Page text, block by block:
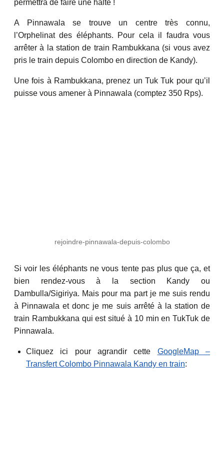
permettra de faire une halte !
A Pinnawala se trouve un centre très connu,
l’Orphelinat des éléphants. Pour cela il faudra vous
arrêter à la station de train Rambukkana (si vous avez
pris le train depuis Colombo en direction de Kandy).
Une fois à Rambukkana, prenez un Tuk Tuk pour qu’il
puisse vous amener à Pinnawala (comptez 350 Rps).
rejoindre-pinnawala-depuis-colombo
Si voir les éléphants ne vous tente pas plus que ça, et
bien rendez-vous à la section Kandy ou
Dambulla/Sigiriya. Mais pour ma part je me suis rendu
à Pinnawala et donc je me suis arrêté à la station de
train Rambukkana qui est situé à 10 min en TukTuk de
Pinnawala.
Cliquez ici pour agrandir cette GoogleMap –
Transfert Colombo Pinnawala Kandy en train: